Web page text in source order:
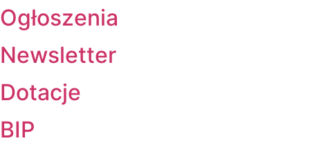
Ogłoszenia
Newsletter
Dotacje
BIP